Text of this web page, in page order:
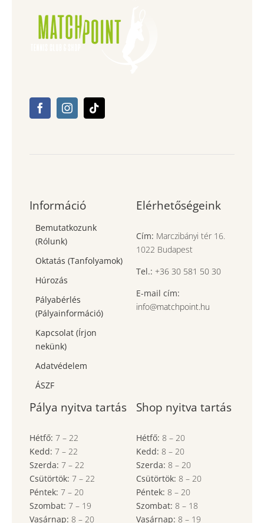
Információ
Bemutatkozunk
(Rólunk)
Oktatás (Tanfolyamok)
Húrozás
Pályabérlés
(Pályainformáció)
Kapcsolat (Írjon
nekünk)
Adatvédelem
ÁSZF
Elérhetőségeink
Cím: Marczibányi tér 16.
1022 Budapest
Tel.: +36 30 581 50 30
E-mail cím:
info@matchpoint.hu
Pálya nyitva tartás
Hétfő: 7 – 22
Kedd: 7 – 22
Szerda: 7 – 22
Csütörtök: 7 – 22
Péntek: 7 – 20
Szombat: 7 – 19
Vasárnap: 8 – 20
Shop nyitva tartás
Hétfő: 8 – 20
Kedd: 8 – 20
Szerda: 8 – 20
Csütörtök: 8 – 20
Péntek: 8 – 20
Szombat: 8 – 18
Vasárnap: 8 – 19